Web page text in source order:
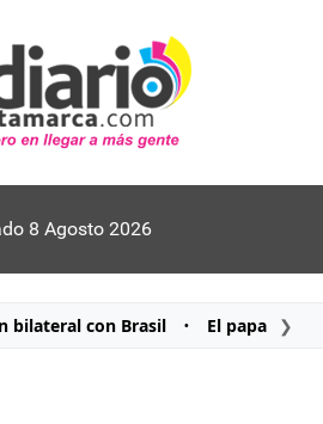
8 Agosto 2026
bilateral con Brasil • El papa León
❯